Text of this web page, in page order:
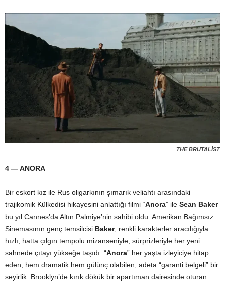
THE BRUTALİST
4 — ANORA
Bir eskort kız ile Rus oligarkının şımarık veliahtı arasındaki
trajikomik Külkedisi hikayesini anlattığı filmi “Anora” ile Sean Baker
bu yıl Cannes’da Altın Palmiye’nin sahibi oldu. Amerikan Bağımsız
Sinemasının genç temsilcisi Baker, renkli karakterler aracılığıyla
hızlı, hatta çılgın tempolu mizanseniyle, sürprizleriyle her yeni
sahnede çıtayı yükseğe taşıdı. “Anora” her yaşta izleyiciye hitap
eden, hem dramatik hem gülünç olabilen, adeta “garanti belgeli” bir
seyirlik. Brooklyn’de kırık dökük bir apartıman dairesinde oturan